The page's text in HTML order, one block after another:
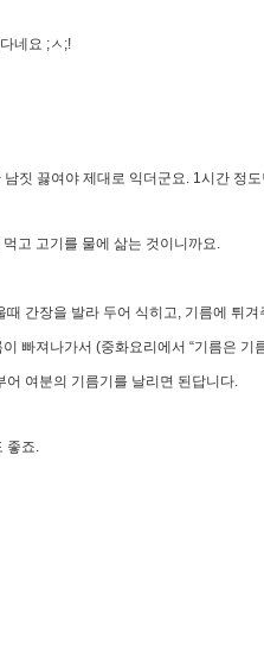
네요 ;ㅅ;!
짓 끓여야 제대로 익더군요. 1시간 정
고 고기를 물에 삶는 것이니까요.
간장을 발라 두어 식히고, 기름에 튀
빠져나가서 (중화요리에서 “기름은
여분의 기름기를 날리면 된답니다.
좋죠.